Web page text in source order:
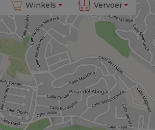
Winkels Vervoer
Winkels Vervoer